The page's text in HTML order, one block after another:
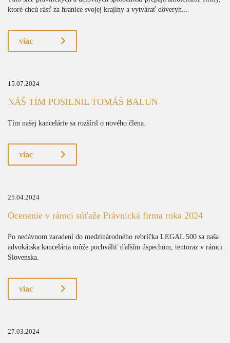
ktoré chcú rásť za hranice svojej krajiny a vytvárať dôveryh...
viac
15.07.2024
NÁŠ TÍM POSILNIL TOMÁŠ BALUN
Tím našej kancelárie sa rozšíril o nového člena.
viac
25.04.2024
Ocenenie v rámci súťaže Právnická firma roka 2024
Po nedávnom zaradení do medzinárodného rebríčka LEGAL 500 sa naša
advokátska kancelária môže pochváliť ďalším úspechom, tentoraz v rámci
Slovenska.
viac
27.03.2024